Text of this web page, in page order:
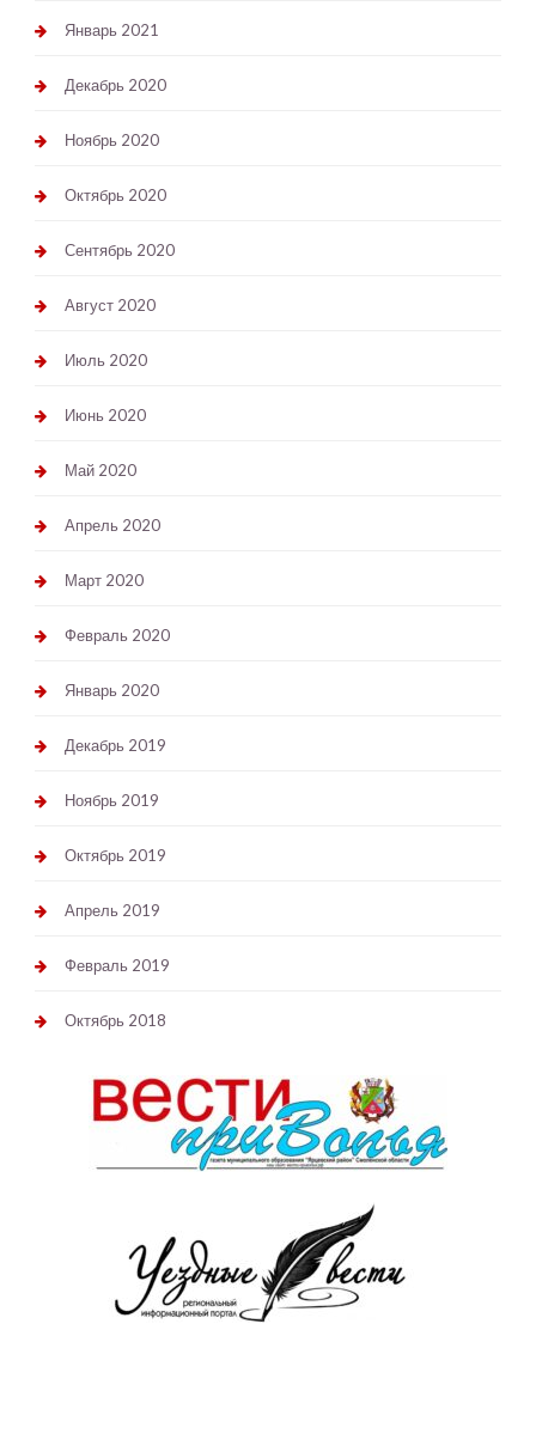
Январь 2021
Декабрь 2020
Ноябрь 2020
Октябрь 2020
Сентябрь 2020
Август 2020
Июль 2020
Июнь 2020
Май 2020
Апрель 2020
Март 2020
Февраль 2020
Январь 2020
Декабрь 2019
Ноябрь 2019
Октябрь 2019
Апрель 2019
Февраль 2019
Октябрь 2018